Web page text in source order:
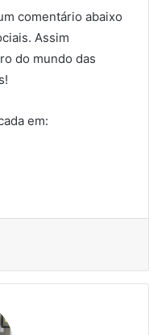
comentário abaixo
Assim
do mundo das
em: